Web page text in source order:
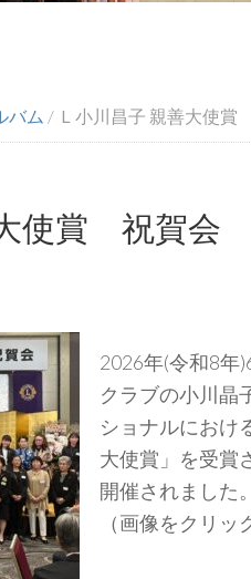
バム / Ｌ小川昌子 親善大使
使賞 祝賀会
2026年(令和8
クラブの小川晶
ショナルにおけ
大使賞」を受賞
開催されました。
（画像をクリッ